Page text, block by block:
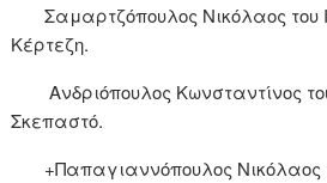
Σαμαρτζόπουλος Νικόλαος του
Κέρτεζη.
Ανδριόπουλος Κωνσταντίνος
Σκεπαστό.
+Παπαγιαννόπουλος Νικόλαος